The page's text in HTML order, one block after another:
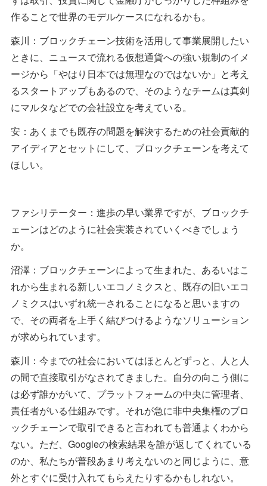
作ることで世界のモデルケースになれるかも。
森川：ブロックチェーン技術を活用して事業展開したい
ときに、ニュースで流れる仮想通貨への強い規制のイメ
ージから「やはり日本では無理なのではないか」と考え
るスタートアップもあるので、そのようなチームは真剣
にマルタなどでの会社設立を考えている。
安：あくまでも既存の問題を解決するための社会貢献的
アイディアとセットにして、ブロックチェーンを考えて
ほしい。
ファシリテーター：進歩の早い業界ですが、ブロックチ
ェーンはどのように社会実装されていくべきでしょう
か。
沼澤：ブロックチェーンによって生まれた、あるいはこ
れから生まれる新しいエコノミクスと、既存の旧いエコ
ノミクスはいずれ統一されることになると思いますの
で、その両者を上手く結びつけるようなソリューション
が求められています。
森川：今までの社会においてはほとんどずっと、人と人
の間で直接取引がなされてきました。自分の向こう側に
は必ず誰かがいて、プラットフォームの中央に管理者、
責任者がいる仕組みです。それが急に非中央集権のブロ
ックチェーンで取引できると言われても普通よくわから
ない。ただ、Googleの検索結果を誰が返してくれている
のか、私たちが普段あまり考えないのと同じように、意
外とすぐに受け入れてもらえたりするかもしれない。